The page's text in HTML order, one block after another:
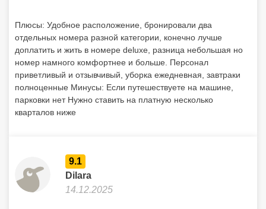
Плюсы: Удобное расположение, бронировали два
отдельных номера разной категории, конечно лучше
доплатить и жить в номере deluxe, разница небольшая но
номер намного комфортнее и больше. Персонал
приветливый и отзывчивый, уборка ежедневная, завтраки
полноценные Минусы: Если путешествуете на машине,
9.1